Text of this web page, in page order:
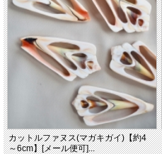
カットルファヌス(マガキガイ)【約4
～6cm】[メール便可]...